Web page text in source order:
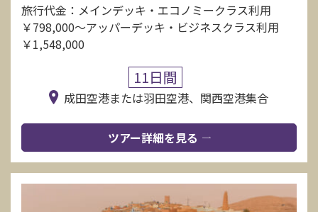
旅行代金：メインデッキ・エコノミークラス利用
￥798,000〜アッパーデッキ・ビジネスクラス利用
￥1,548,000
11日間
成田空港または羽田空港、関西空港集合
ツアー詳細を見る